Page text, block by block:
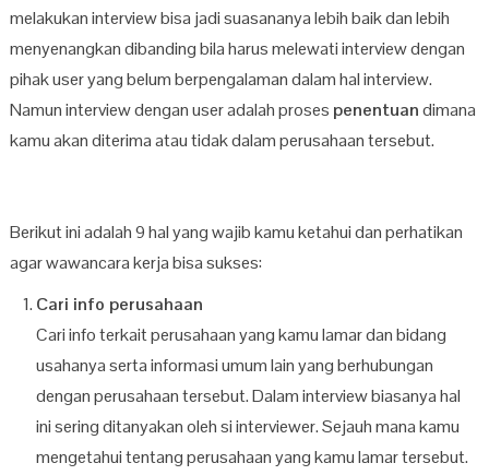
melakukan interview bisa jadi suasananya lebih baik dan lebih
menyenangkan dibanding bila harus melewati interview dengan
pihak user yang belum berpengalaman dalam hal interview.
Namun interview dengan user adalah proses penentuandimana
kamu akan diterima atau tidak dalam perusahaan tersebut.
Berikut ini adalah 9 hal yang wajib kamu ketahui dan perhatikan
agar wawancara kerja bisa sukses:
Cari info perusahaan
Cari info terkait perusahaan yang kamu lamar dan bidang
usahanya serta informasi umum lain yang berhubungan
dengan perusahaan tersebut. Dalam interview biasanya hal
ini sering ditanyakan oleh si interviewer. Sejauh mana kamu
mengetahui tentang perusahaan yang kamu lamar tersebut.